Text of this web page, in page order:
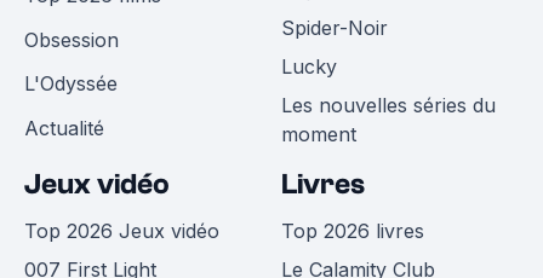
Obsession
L'Odyssée
Actualité
Spider-Noir
Lucky
Les nouvelles séries du
moment
Jeux vidéo
Top 2026 Jeux vidéo
007 First Light
Livres
Top 2026 livres
Le Calamity Club